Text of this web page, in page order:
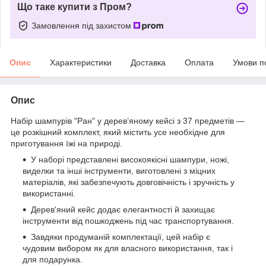
Що таке купити з Пром?
Замовлення під захистом
Опис Характеристики Доставка Оплата Умови
Опис
Набір шампурів "Ран" у дерев’яному кейсі з 37 предметів —
це розкішний комплект, який містить усе необхідне для
приготування їжі на природі.
У наборі представлені високоякісні шампури, ножі,
виделки та інші інструменти, виготовлені з міцних
матеріалів, які забезпечують довговічність і зручність у
використанні.
Дерев'яний кейс додає елегантності й захищає
інструменти від пошкоджень під час транспортування.
Завдяки продуманій комплектації, цей набір є
чудовим вибором як для власного використання, так і
для подарунка.